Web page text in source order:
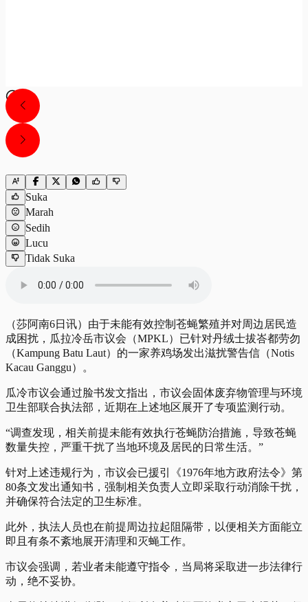
Suka
Marah
Sedih
Lucu
Tidak Suka
（莎阿南6日讯）由于未能有效控制苍蝇繁殖并对周边居民造
成困扰，瓜拉冷岳市议会（MPKL）已针对丹绒士拔峇都劳勿
（Kampung Batu Laut）的一家养鸡场发出滋扰警告信（Notis
Kacau Ganggu）。
瓜冷市议会通过脸书发文指出，市议会固体废弃物管理与环境
卫生部联合执法部，近期在上述地区展开了专项监测行动。
“调查发现，相关前提未能有效执行苍蝇防治措施，导致苍蝇
数量失控，严重干扰了当地环境及居民的日常生活。”
针对上述违规行为，市议会已援引《1976年地方政府法令》第
80条文发出通知书，强制相关负责人立即采取行动消除干扰，
并确保符合法定的卫生标准。
此外，执法人员也在前提周边拉起阻隔带，以便相关方面能立
即且有条不紊地展开清理和灭蝇工作。
市议会强调，若业者未能遵守指令，当局将采取进一步法律行
动，绝不妥协。